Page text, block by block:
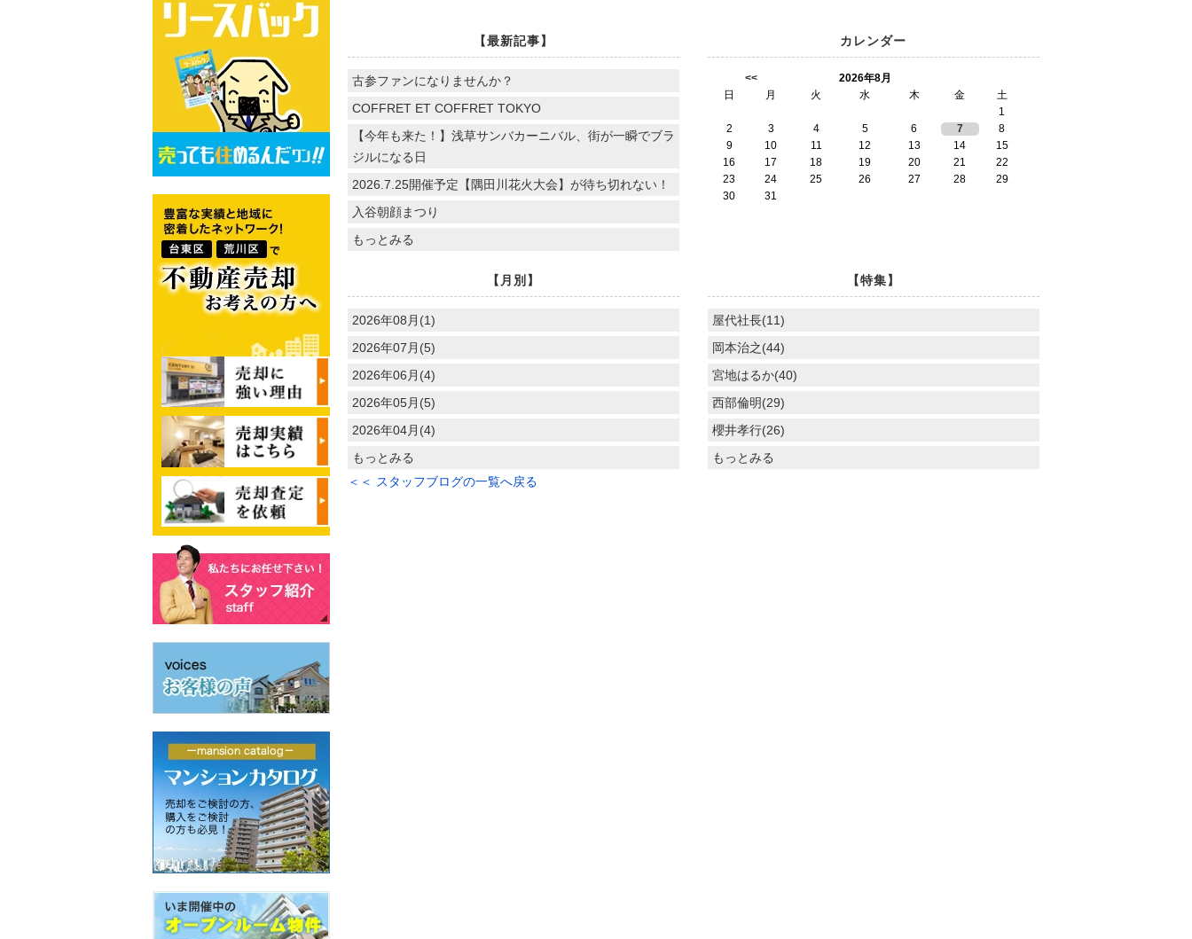
【最新記事】
古参ファンになりませんか？
COFFRET ET COFFRET TOKYO
【今年も来た！】浅草サンバカーニバル、街が一瞬でブラ
ジルになる日
2026.7.25開催予定【隅田川花火大会】が待ち切れない！
入谷朝顔まつり
もっとみる
カレンダー
<<
2026年8月
日
月 火 水 木 金
土
1
2
3 4 5 6 7
8
9
10 11 12 13 14
15
16
17 18 19 20 21
22
23
24 25 26 27 28
29
30
31
【月別】
2026年08月(1)
2026年07月(5)
2026年06月(4)
2026年05月(5)
2026年04月(4)
もっとみる
【特集】
屋代社長(11)
岡本治之(44)
宮地はるか(40)
西部倫明(29)
櫻井孝行(26)
もっとみる
＜＜ スタッフブログの一覧へ戻る